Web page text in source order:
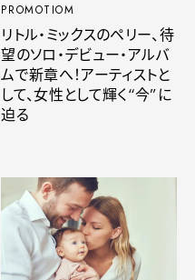
PROMOTIOM
リトル・ミックスのペリー、待
望のソロ・デビュー・アルバ
ムで新章へ！アーティストと
して、女性として輝く“今”に
迫る